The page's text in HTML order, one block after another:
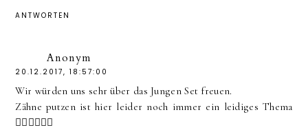
ANTWORTEN
Anonym
20.12.2017, 18:57:00
Wir würden uns sehr über das Jungen Set freuen.
Zähne putzen ist hier leider noch immer ein leidiges Thema
🙆‍♂️🙆‍♂️🙆‍♂️